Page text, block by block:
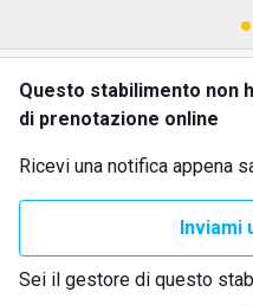
Questo stabilimento non
di prenotazione online
Ricevi una notifica appena
Inviami
Sei il gestore di questo